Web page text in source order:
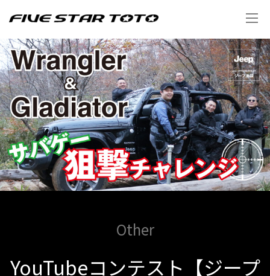
Other
YouTubeコンテスト【ジープ